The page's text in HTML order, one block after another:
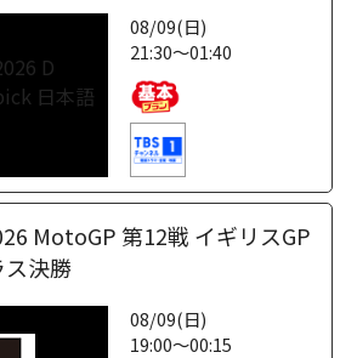
08/09(日)
21:30～01:40
MotoGP 第12戦 イギリスGP
決勝
08/09(日)
19:00～00:15